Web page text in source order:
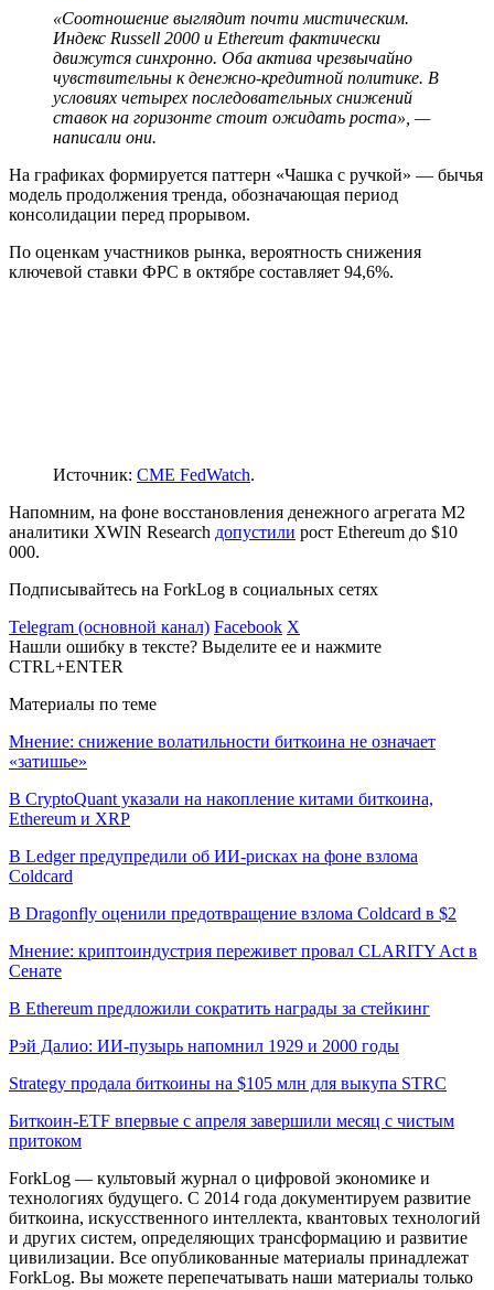
«Соотношение выглядит почти мистическим.
Индекс Russell 2000 и Ethereum фактически
движутся синхронно. Оба актива чрезвычайно
чувствительны к денежно-кредитной политике. В
условиях четырех последовательных снижений
ставок на горизонте стоит ожидать роста», —
написали они.
На графиках формируется паттерн «Чашка с ручкой» — бычья
модель продолжения тренда, обозначающая период
консолидации перед прорывом.
По оценкам участников рынка, вероятность снижения
ключевой ставки ФРС в октябре составляет 94,6%.
Источник: CME FedWatch.
Напомним, на фоне восстановления денежного агрегата M2
аналитики XWIN Research допустили рост Ethereum до $10
000.
Подписывайтесь на ForkLog в социальных сетях
Telegram (основной канал) Facebook X
Нашли ошибку в тексте? Выделите ее и нажмите
CTRL+ENTER
Материалы по теме
Мнение: снижение волатильности биткоина не означает
«затишье»
В CryptoQuant указали на накопление китами биткоина,
Ethereum и XRP
В Ledger предупредили об ИИ-рисках на фоне взлома
Coldcard
В Dragonfly оценили предотвращение взлома Coldcard в $2
Мнение: криптоиндустрия переживет провал CLARITY Act в
Сенате
В Ethereum предложили сократить награды за стейкинг
Рэй Далио: ИИ-пузырь напомнил 1929 и 2000 годы
Strategy продала биткоины на $105 млн для выкупа STRC
Биткоин-ETF впервые с апреля завершили месяц с чистым
притоком
ForkLog — культовый журнал о цифровой экономике и
технологиях будущего. С 2014 года документируем развитие
биткоина, искусственного интеллекта, квантовых технологий
и других систем, определяющих трансформацию и развитие
цивилизации. Все опубликованные материалы принадлежат
ForkLog. Вы можете перепечатывать наши материалы только